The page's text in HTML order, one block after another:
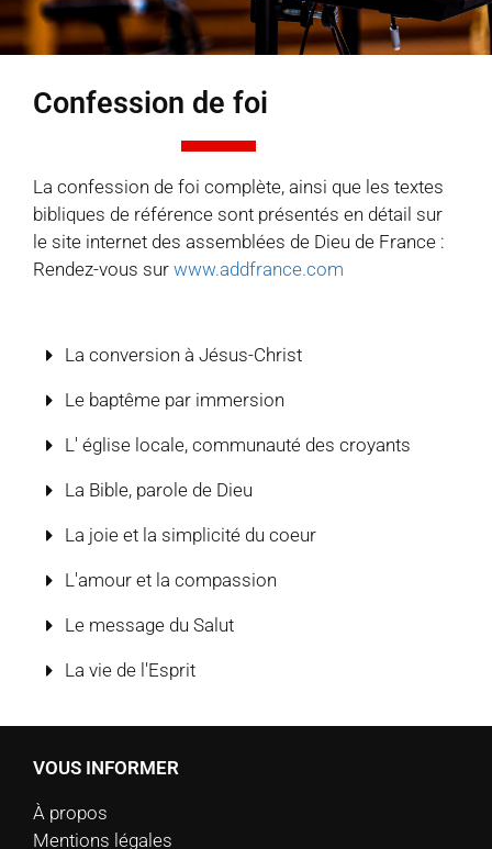
Confession de foi
La confession de foi complète, ainsi que les textes
bibliques de référence sont présentés en détail sur
le site internet des assemblées de Dieu de France :
Rendez-vous sur www.addfrance.com
La conversion à Jésus-Christ
Le baptême par immersion
L' église locale, communauté des croyants
La Bible, parole de Dieu
La joie et la simplicité du coeur
L'amour et la compassion
Le message du Salut
La vie de l'Esprit
VOUS INFORMER
À propos
Mentions légales